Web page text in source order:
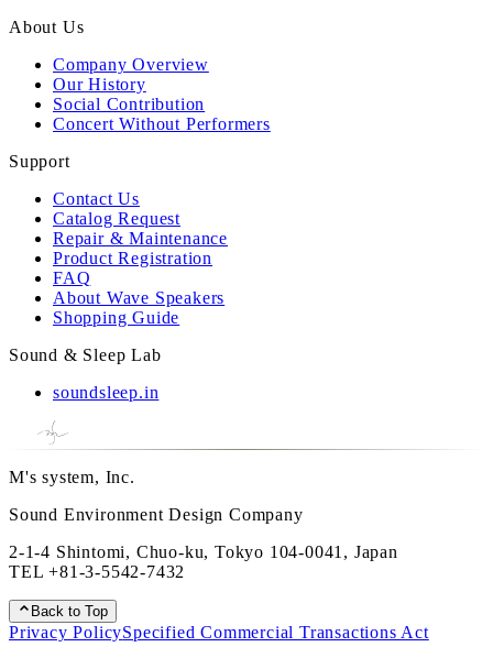
About Us
Company Overview
Our History
Social Contribution
Concert Without Performers
Support
Contact Us
Catalog Request
Repair & Maintenance
Product Registration
FAQ
About Wave Speakers
Shopping Guide
Sound & Sleep Lab
soundsleep.in
M's system, Inc.
Sound Environment Design Company
2-1-4 Shintomi, Chuo-ku, Tokyo 104-0041, Japan
TEL+81-3-5542-7432
Back to Top
Privacy PolicySpecified Commercial Transactions Act